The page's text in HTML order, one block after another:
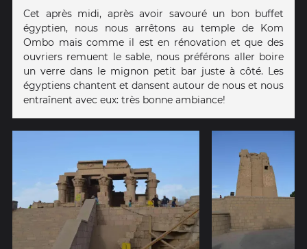
Cet après midi, après avoir savouré un bon buffet
égyptien, nous nous arrêtons au temple de Kom
Ombo mais comme il est en rénovation et que des
ouvriers remuent le sable, nous préférons aller boire
un verre dans le mignon petit bar juste à côté. Les
égyptiens chantent et dansent autour de nous et nous
entraînent avec eux: très bonne ambiance!